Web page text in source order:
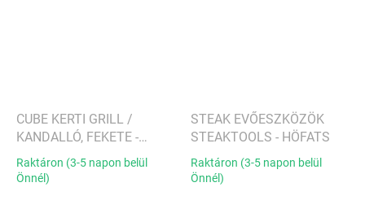
CUBE KERTI GRILL /
KANDALLÓ, FEKETE -
HÖFATS
Raktáron (3-5 napon belül
Önnél)
STEAK EVŐESZKÖZÖK
STEAKTOOLS - HÖFATS
Raktáron (3-5 napon belül
Önnél)